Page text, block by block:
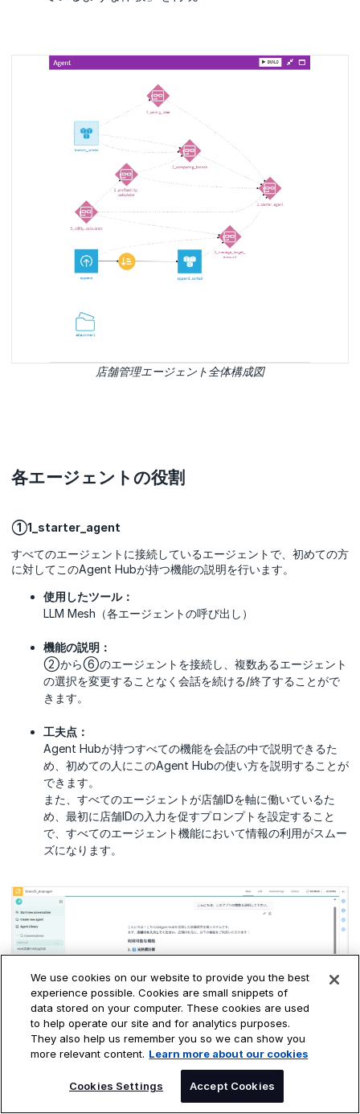
店舗管理エージェント全体構成図
各エージェントの役割
①1_starter_agent
すべてのエージェントに接続しているエージェントで、初めての方
に対してこのAgent Hubが持つ機能の説明を行います。
使用したツール：
LLM Mesh（各エージェントの呼び出し）
機能の説明：
②から⑥のエージェントを接続し、複数あるエージェント
の選択を変更することなく会話を続ける/終了することがで
きます。
工夫点：
Agent Hubが持つすべての機能を会話の中で説明できるた
め、初めての人にこのAgent Hubの使い方を説明することが
できます。
また、すべてのエージェントが店舗IDを軸に働いているた
め、最初に店舗IDの入力を促すプロンプトを設定すること
で、すべてのエージェント機能において情報の利用がスムー
ズになります。
Agent Hub機能説明の会話例
We use cookies on our website to provide you the best
experience possible. Cookies are small snippets of
data stored on your computer. These cookies are used
to help operate our site and for analytics purposes.
They also help us remember you so we can show you
more relevant content. Learn more about our cookies
Cookies Settings Accept Cookies